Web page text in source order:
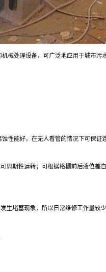
械处理设备，可广泛地应用于城市
性能好，在无人看管的情况下可保证
周期性运转；可根据格栅前后液位
生堵塞现象，所以日常维修工作量较少